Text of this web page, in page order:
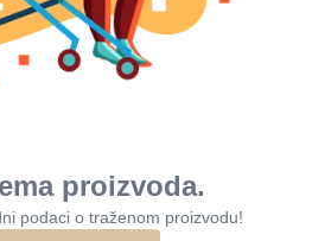
proizvoda.
podaci o traženom proizvodu!